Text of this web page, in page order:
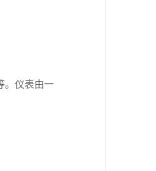
。仪表由一